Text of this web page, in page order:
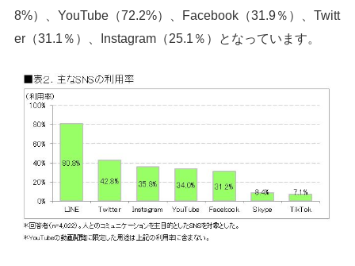
8%）、YouTube（72.2%）、Facebook（31.9％）、Twitt
er（31.1％）、Instagram（25.1％）となっています。